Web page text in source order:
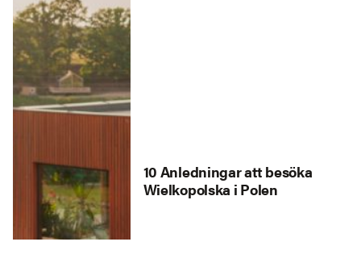
10 Anledningar att besöka
Wielkopolska i Polen